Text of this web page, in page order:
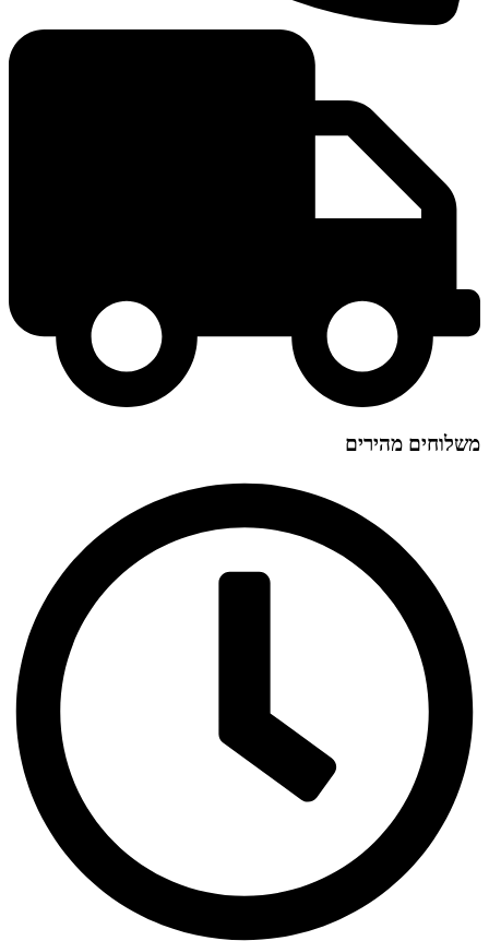
משלוחים מהירים